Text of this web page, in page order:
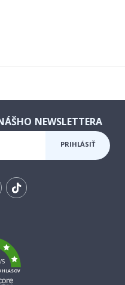
NEWSLETTERA
PRIHLÁSIŤ
/5
HLASOV